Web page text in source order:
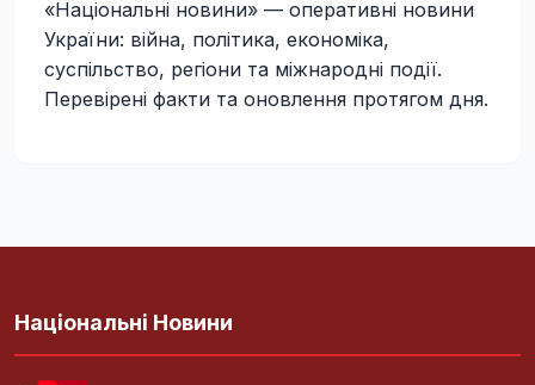
«Національні новини» — оперативні новини
України: війна, політика, економіка,
суспільство, регіони та міжнародні події.
Перевірені факти та оновлення протягом дня.
Національні Новини